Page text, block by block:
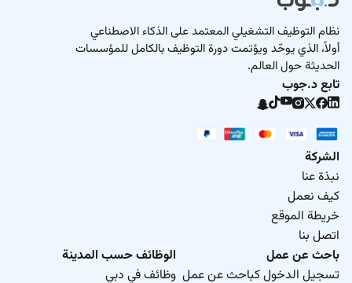
نظام التوظيف التشغيلي المعتمد على الذكاء الاصطناعي
أولاً، الذي يوحّد ويؤتمت دورة التوظيف بالكامل للمؤسسات
الحديثة حول العالم.
تابع د.جوب
الشركة
نبذة عنا
كيف نعمل
خريطة الموقع
اتصل بنا
باحث عن عمل
تسجيل الدخول كباحث عن عمل
الوظائف حسب المدينة
وظائف في دبي